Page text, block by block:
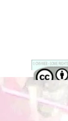
Regreso al contenido